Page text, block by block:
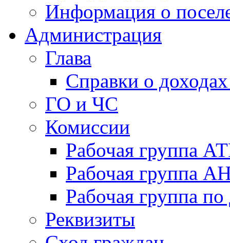
Информация о
Администрация
Глава
Справки о
ГО и ЧС
Комиссии
Рабочая группа
Рабочая группа
Рабочая группа
Реквизиты